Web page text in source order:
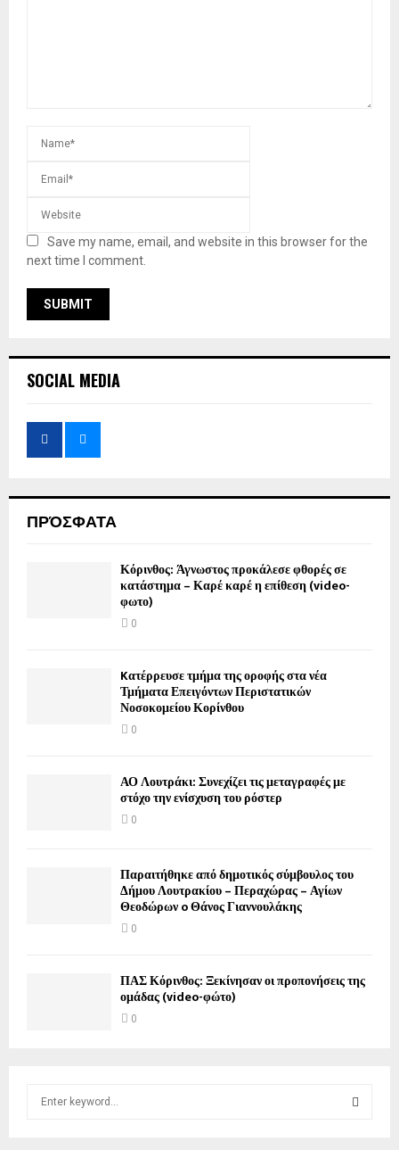
Save my name, email, and website in this browser for the
next time I comment.
SOCIAL MEDIA
ΠΡΌΣΦΑΤΑ
Κόρινθος: Άγνωστος προκάλεσε φθορές σε
κατάστημα – Καρέ καρέ η επίθεση (video-
φωτο)
0
Kατέρρευσε τμήμα της οροφής στα νέα
Τμήματα Επειγόντων Περιστατικών
Νοσοκομείου Κορίνθου
0
ΑΟ Λουτράκι: Συνεχίζει τις μεταγραφές με
στόχο την ενίσχυση του ρόστερ
0
Παραιτήθηκε από δημοτικός σύμβουλος του
Δήμου Λουτρακίου – Περαχώρας – Αγίων
Θεοδώρων o Θάνος Γιαννουλάκης
0
ΠΑΣ Κόρινθος: Ξεκίνησαν οι προπονήσεις της
ομάδας (video-φώτο)
0